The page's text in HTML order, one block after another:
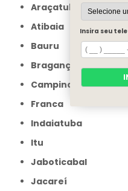
Araçatuba
Atibaia
Bauru
Bragança Paulista
Campinas
Franca
Indaiatuba
Itu
Jaboticabal
Jacareí
Insira seu